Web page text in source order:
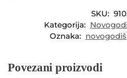
SKU:
Kategorija:
Oznaka:
Povezani proizvodi